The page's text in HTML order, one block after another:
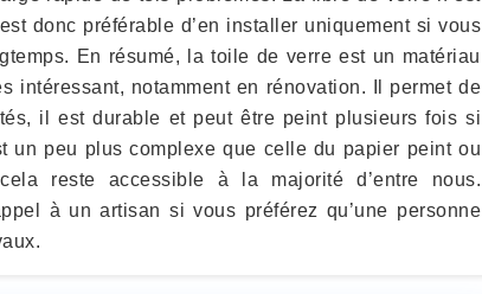
donc préférable d’en installer uniquement si vous
En résumé, la toile de verre est un matériau
intéressant, notamment en rénovation. Il permet de
il est durable et peut être peint plusieurs fois si
un peu plus complexe que celle du papier peint ou
reste accessible à la majorité d’entre nous.
à un artisan si vous préférez qu’une personne